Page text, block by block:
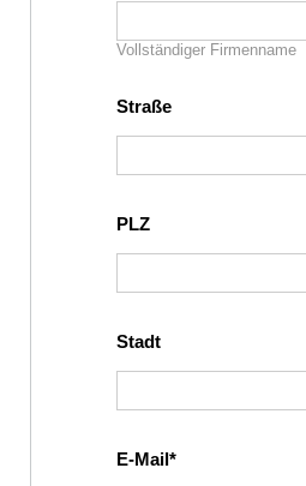
Vollständiger Firmenname
Straße
PLZ
Stadt
E-Mail